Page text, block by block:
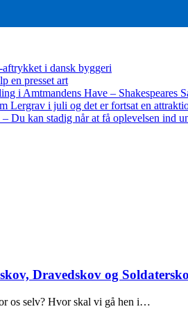
i dansk byggeri
en presset art
i Amtmandens Have – Shakespeares
Lergrav i juli og det er fortsat en
Du kan stadig når at få oplevelsen ind
Dravedskov og
os selv? Hvor skal vi gå hen i…